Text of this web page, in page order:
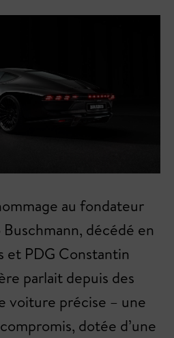
au fondateur
décédé en
et PDG Constantin
parlait depuis des
voiture précise – une
dotée d’une